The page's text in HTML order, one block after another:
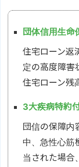
団体信用生命
住宅ローン返
定の高度障害
住宅ローン残
3大疾病特約
団信の保障内
中、急性心筋
当された場合